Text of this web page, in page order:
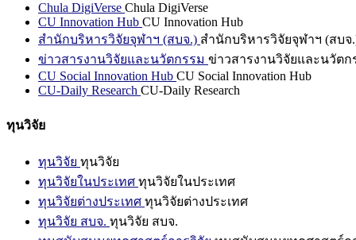
Chula DigiVerse Chula DigiVerse
CU Innovation Hub CU Innovation Hub
สำนักบริหารวิจัยจุฬาฯ (สบจ.) สำนักบริหารวิจัยจุฬาฯ (สบจ
ข่าวสารงานวิจัยและนวัตกรรม ข่าวสารงานวิจัยและนวัตก
CU Social Innovation Hub CU Social Innovation Hub
CU-Daily Research CU-Daily Research
ทุนวิจัย
ทุนวิจัย ทุนวิจัย
ทุนวิจัยในประเทศ ทุนวิจัยในประเทศ
ทุนวิจัยต่างประเทศ ทุนวิจัยต่างประเทศ
ทุนวิจัย สบจ. ทุนวิจัย สบจ.